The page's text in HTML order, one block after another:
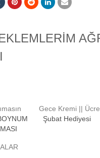
Gece Kremi ||
Şubat Hediyesi